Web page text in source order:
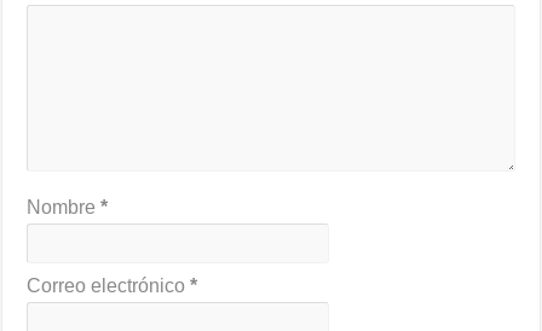
Nombre*
Correo electrónico*